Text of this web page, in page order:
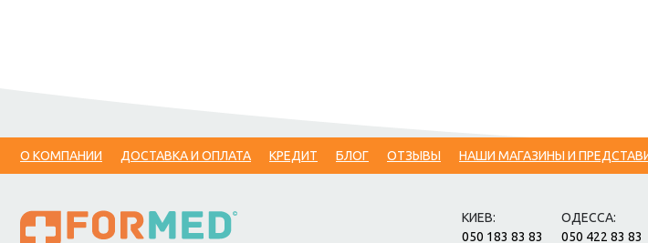
О КОМПАНИИ ДОСТАВКА И ОПЛАТА КРЕДИТ БЛОГ ОТЗЫВЫ НАШИ МАГАЗИНЫ И
КИЕВ:
050 183 83 83
ОДЕССА:
050 422 83 83